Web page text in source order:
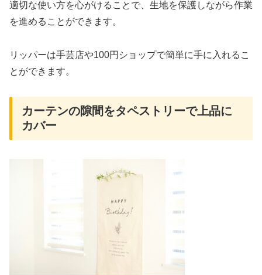
適切な使い方を心がけることで、生地を保護しながら作業
を進めることができます。
リッパーは手芸店や100円ショップで簡単に手に入れるこ
とができます。
カーテンの隙間をタペストリーで上品に
カバー